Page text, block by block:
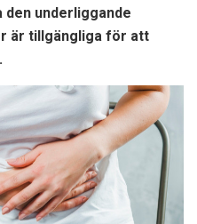
den underliggande
är tillgängliga för att